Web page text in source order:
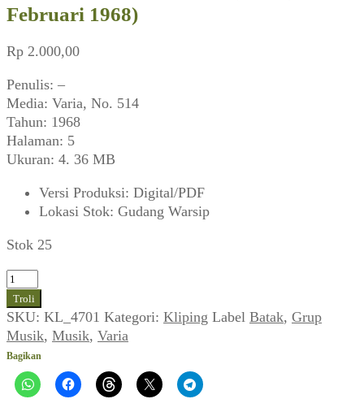
Februari 1968)
Rp 2.000,00
Penulis: –
Media: Varia, No. 514
Tahun: 1968
Halaman: 5
Ukuran: 4. 36 MB
Versi Produksi: Digital/PDF
Lokasi Stok: Gudang Warsip
Stok 25
Kuantitas
Batak
Beat
Berhasil
Baik
(Varia,
Februari
Troli
SKU: KL_4701 Kategori: Kliping Label Batak, Grup
Musik, Musik, Varia
Bagikan